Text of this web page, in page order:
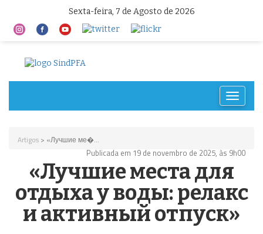
Sexta-feira, 7 de Agosto de 2026
Toggle
Artigos > «Лучшие ме�...
Publicada em 19 de novembro de 2025, às 9h00
«Лучшие места для
отдыха у воды: релакс
и активный отпуск»